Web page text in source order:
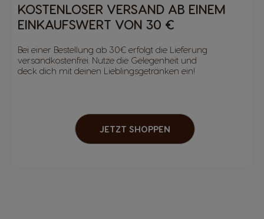
KOSTENLOSER VERSAND AB EINEM
EINKAUFSWERT VON 30 €
Bei einer Bestellung ab 30€ erfolgt die Lieferung
versandkostenfrei. Nutze die Gelegenheit und
deck dich mit deinen Lieblingsgetränken ein!
JETZT SHOPPEN